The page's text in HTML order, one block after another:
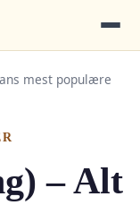
mest populære
– Alt